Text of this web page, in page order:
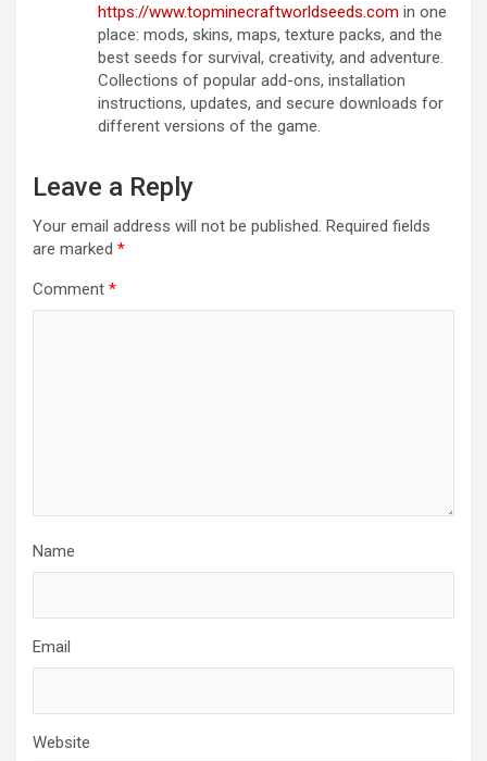
https://www.topminecraftworldseeds.com in one
place: mods, skins, maps, texture packs, and the
best seeds for survival, creativity, and adventure.
Collections of popular add-ons, installation
instructions, updates, and secure downloads for
different versions of the game.
Leave a Reply
Your email address will not be published. Required fields
are marked *
Comment *
Name
Email
Website